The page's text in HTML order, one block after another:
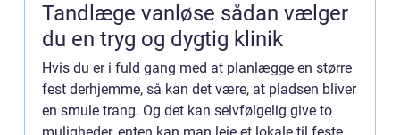
Tandlæge vanløse sådan vælger
du en tryg og dygtig klinik
Hvis du er i fuld gang med at planlægge en større
fest derhjemme, så kan det være, at pladsen bliver
en smule trang. Og det kan selvfølgelig give to